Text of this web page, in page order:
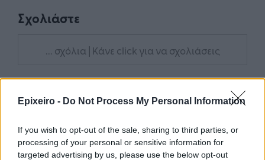
Epixeiro - Do Not Process My Personal Information
If you wish to opt-out of the sale, sharing to third parties, or
processing of your personal or sensitive information for
targeted advertising by us, please use the below opt-out
Σχολιάστε
... σχόλια | Κάνε click για να σχολιάσεις